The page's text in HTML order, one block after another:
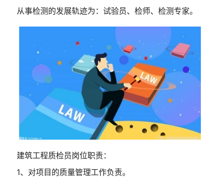
从事检测的发展轨迹为：试验员、检师、检测专家。
建筑工程质检员岗位职责：
1、对项目的质量管理工作负责。